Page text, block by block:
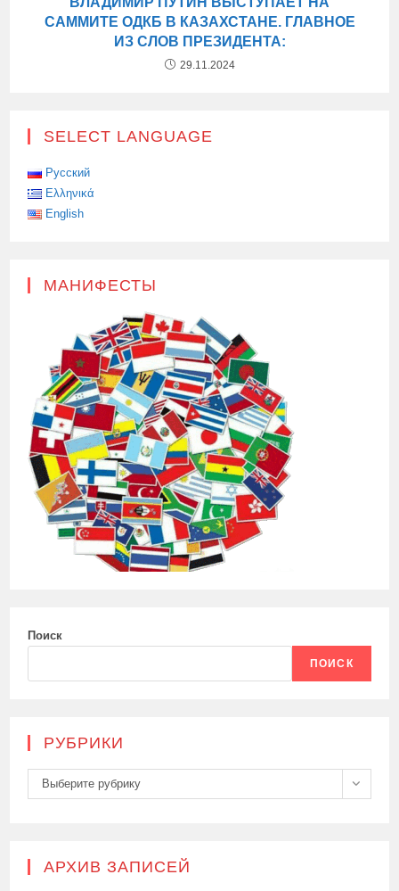
САММИТЕ ОДКБ В КАЗАХСТАНЕ. ГЛАВНОЕ
ИЗ СЛОВ ПРЕЗИДЕНТА:
29.11.2024
SELECT LANGUAGE
Русский
Ελληνικά
English
МАНИФЕСТЫ
Поиск
ПОИСК
РУБРИКИ
Рубрики
Выберите рубрику
АРХИВ ЗАПИСЕЙ